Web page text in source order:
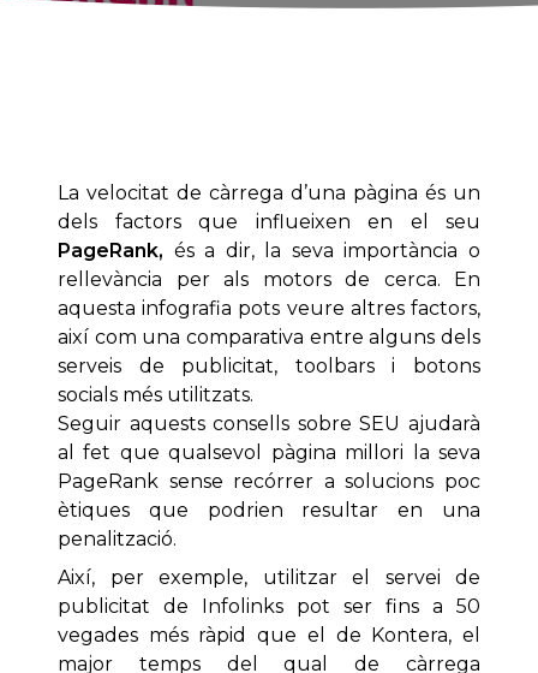
La velocitat de càrrega d’una pàgina és un
dels factors que influeixen en el seu
PageRank, és a dir, la seva importància o
rellevància per als motors de cerca. En
aquesta infografia pots veure altres factors,
així com una comparativa entre alguns dels
serveis de publicitat, toolbars i botons
socials més utilitzats.
Seguir aquests consells sobre SEU ajudarà
al fet que qualsevol pàgina millori la seva
PageRank sense recórrer a solucions poc
ètiques que podrien resultar en una
penalització.
Així, per exemple, utilitzar el servei de
publicitat de Infolinks pot ser fins a 50
vegades més ràpid que el de Kontera, el
major temps del qual de càrrega